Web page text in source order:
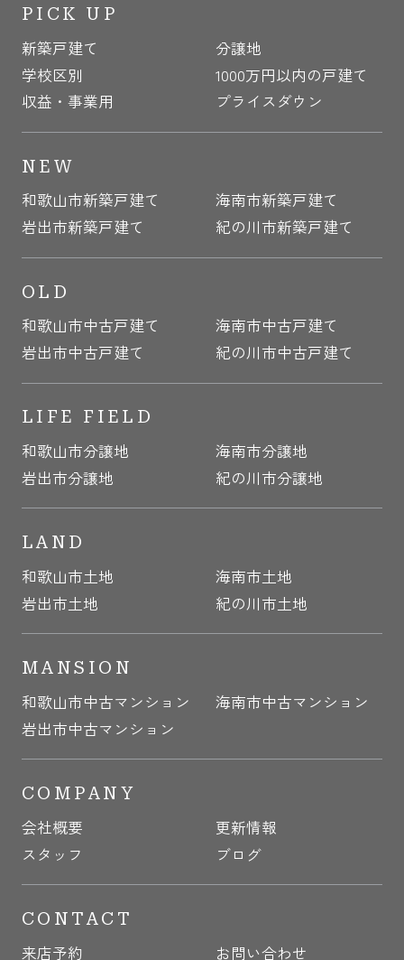
PICK UP
新築戸建て
分譲地
学校区別
1000万円以内の戸建て
収益・事業用
プライスダウン
NEW
和歌山市新築戸建て
海南市新築戸建て
岩出市新築戸建て
紀の川市新築戸建て
OLD
和歌山市中古戸建て
海南市中古戸建て
岩出市中古戸建て
紀の川市中古戸建て
LIFE FIELD
和歌山市分譲地
海南市分譲地
岩出市分譲地
紀の川市分譲地
LAND
和歌山市土地
海南市土地
岩出市土地
紀の川市土地
MANSION
和歌山市中古マンション
海南市中古マンション
岩出市中古マンション
COMPANY
会社概要
更新情報
スタッフ
ブログ
CONTACT
来店予約 お問い合わせ